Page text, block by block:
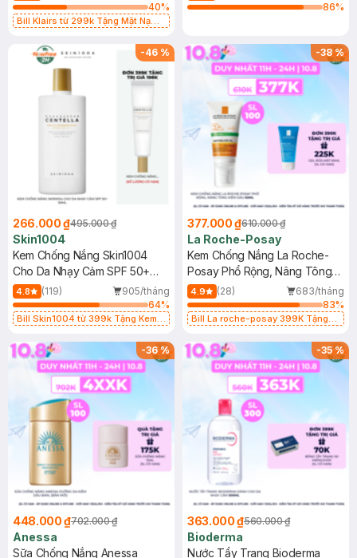
40%
Bill Klairs từ 299k Tặng Mặt Nạ
25ml (SL Có Hạn)
86%
-46 %
266.000 ₫495.000 ₫
Skin1004
Kem Chống Nắng Skin1004
Cho Da Nhạy Cảm SPF 50+
50ml
4.8 (119)
905/tháng
64%
Bill Skin1004 từ 399k Tặng Kem
SPF 50+ 20ml (SL Có Hạn)
-38%
377.000 ₫610.000 ₫
La Roche-Posay
Kem Chống Nắng La Roche-
Posay Phổ Rộng, Nâng Tông
Kiềm Dầu 50ml
4.9 (28)
683/tháng
83%
Bill La roche-posay 399K Tặng
(SL có hạn)
-36%
448.000 ₫702.000 ₫
Anessa
Sữa Chống Nắng Anessa
-35%
363.000 ₫560.000 ₫
Bioderma
Nước Tẩy Trang Bioderma